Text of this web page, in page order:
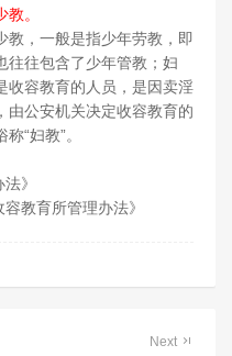
。
，一般是指少年劳教，即
往往包含了少年管教；妇
收容教育的人员，是因卖淫
由公安机关决定收容教育的
“妇教”。
》
教育所管理办法》
Next